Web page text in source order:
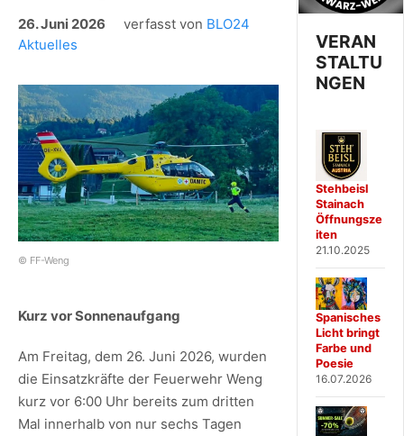
26. Juni 2026 verfasst von BLO24
Aktuelles
© FF-Weng
Kurz vor Sonnenaufgang
Am Freitag, dem 26. Juni 2026, wurden
die Einsatzkräfte der Feuerwehr Weng
kurz vor 6:00 Uhr bereits zum dritten
Mal innerhalb von nur sechs Tagen
VERAN
STALTU
NGEN
Stehbeisl
Stainach
Öffnungsze
iten
21.10.2025
Spanisches
Licht bringt
Farbe und
Poesie
16.07.2026